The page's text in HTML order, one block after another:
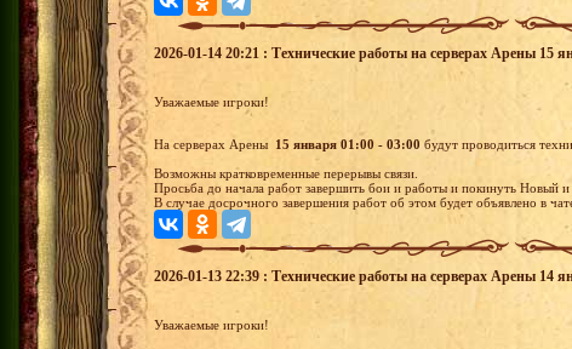
2026-01-14 20:21 : Технические работы на серверах Арены 15
Уважаемые игроки!
На серверах Арены 15 января 01:00 - 03:00 будут проводиться
Возможны кратковременные перерывы связи.
Просьба до начала работ завершить бои и работы и покинуть Новый и
В случае досрочного завершения работ об этом будет объявлено в
2026-01-13 22:39 : Технические работы на серверах Арены 14
Уважаемые игроки!